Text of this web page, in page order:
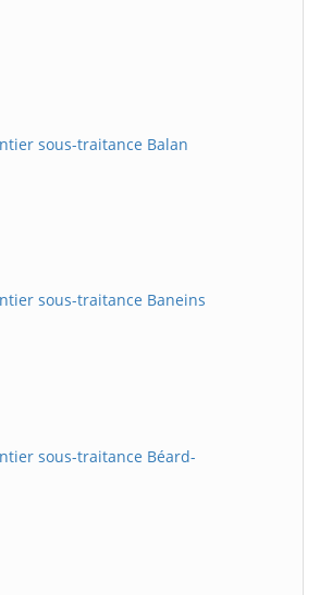
sous-traitance Balan
sous-traitance Baneins
sous-traitance Béard-